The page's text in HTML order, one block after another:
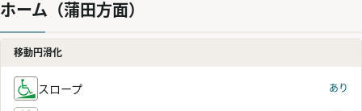
ホーム（蒲田方面）
移動円滑化
スロープ あり